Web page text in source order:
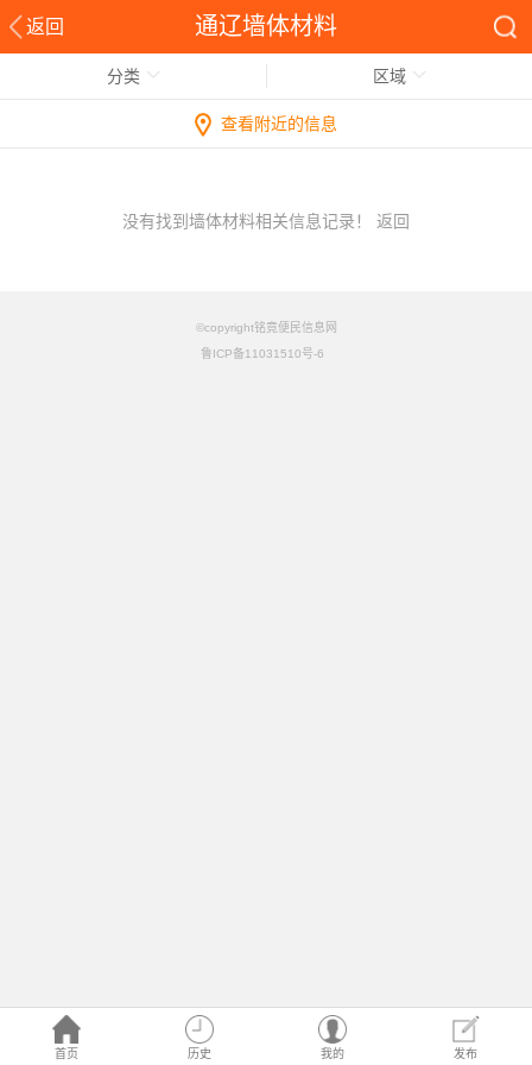
返回 通辽墙体材料
首页 历史 我的 发布
分类 区域
查看附近的信息
没有找到墙体材料相关信息记录！ 返回
©copyright铭竟便民信息网
鲁ICP备11031510号-6